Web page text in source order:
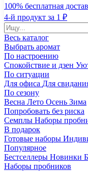
100% бесплатная
4-й продукт за 1 ₽
Весь каталог
Выбрать аромат
По настроению
Спокойствие и дзен
По ситуации
Для офиса Для
По сезону
Весна Лето Осень Зима
Попробовать без риска
Семплы Наборы
В подарок
Готовые наборы
Популярное
Бестселлеры Новинки
Наборы пробников